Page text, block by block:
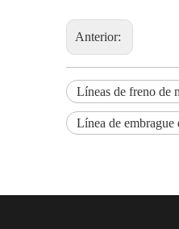
Anterior:
Líneas de freno de
Línea de embrague